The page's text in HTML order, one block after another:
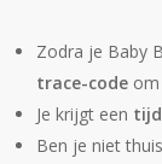
Zodra je Baby
trace-code
Je krijgt een
Ben je niet